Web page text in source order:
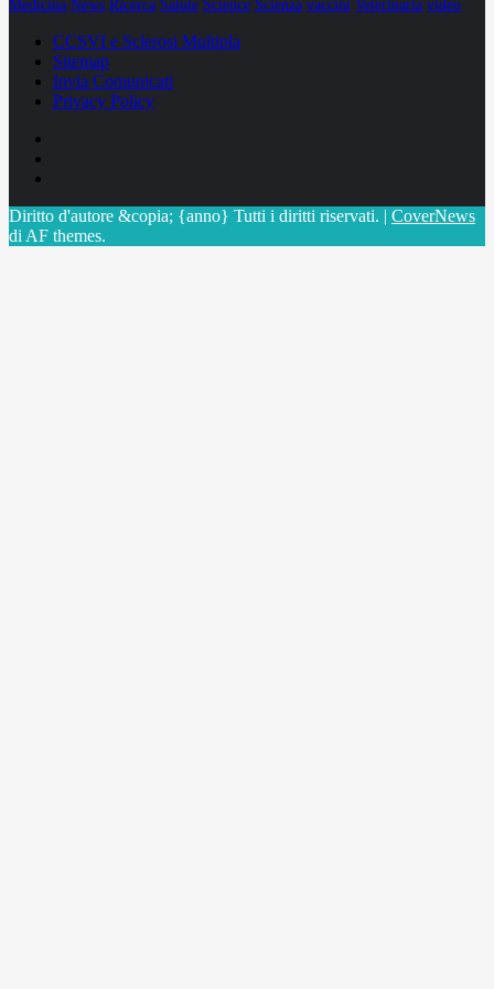
Medicina News Ricerca Salute Science Scienza vaccini Veterinaria video
CCSVI e Sclerosi Multipla
Sitemap
Invia Comunicati
Privacy Policy
Diritto d'autore &copia; {anno} Tutti i diritti riservati. | CoverNews
di AF themes.